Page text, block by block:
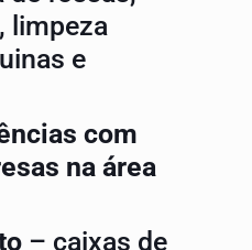
limpeza
e
com
na área
– caixas de